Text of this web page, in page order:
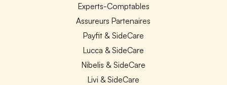
Experts-Comptables
Assureurs Partenaires
Payfit & SideCare
Lucca & SideCare
Nibelis & SideCare
Livi & SideCare